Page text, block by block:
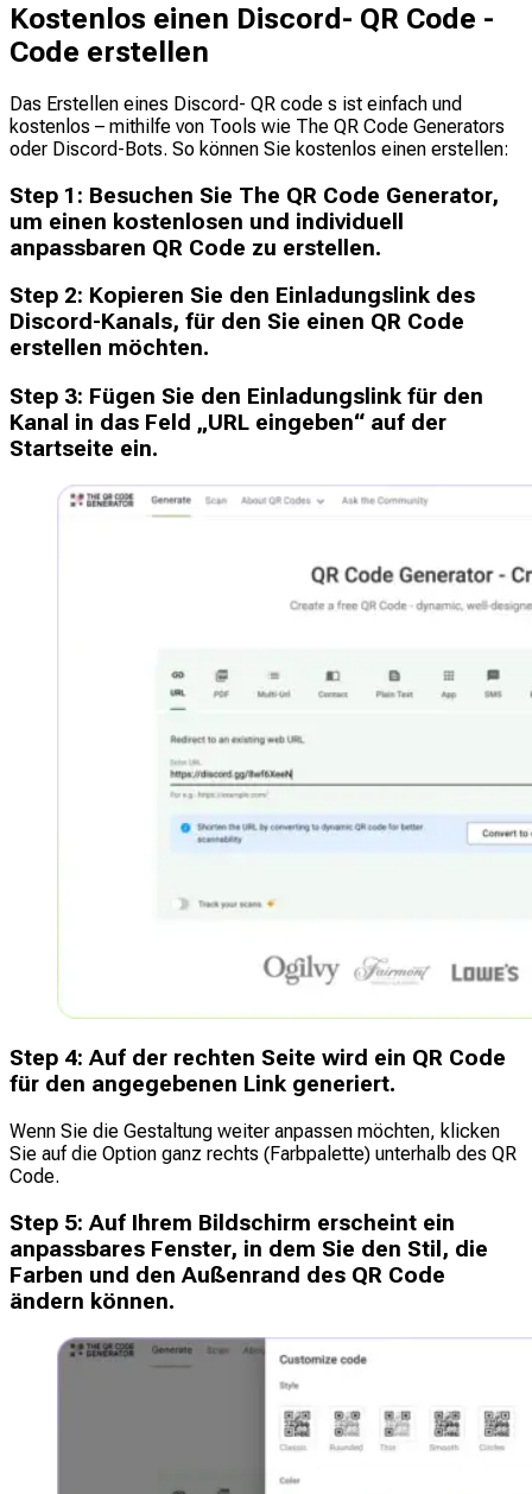
Kostenlos einen Discord- QR Code -
Code erstellen
Das Erstellen eines Discord- QR code s ist einfach und
kostenlos – mithilfe von Tools wie The QR Code Generators
oder Discord-Bots. So können Sie kostenlos einen erstellen:
Step 1 : Besuchen Sie The QR Code Generator,
um einen kostenlosen und individuell
anpassbaren QR Code zu erstellen.
Step 2: Kopieren Sie den Einladungslink des
Discord-Kanals, für den Sie einen QR Code
erstellen möchten.
Step 3: Fügen Sie den Einladungslink für den
Kanal in das Feld „URL eingeben“ auf der
Startseite ein.
Step 4: Auf der rechten Seite wird ein QR Code
für den angegebenen Link generiert.
Wenn Sie die Gestaltung weiter anpassen möchten, klicken
Sie auf die Option ganz rechts (Farbpalette) unterhalb des QR
Code.
Step 5: Auf Ihrem Bildschirm erscheint ein
anpassbares Fenster, in dem Sie den Stil, die
Farben und den Außenrand des QR Code
ändern können.